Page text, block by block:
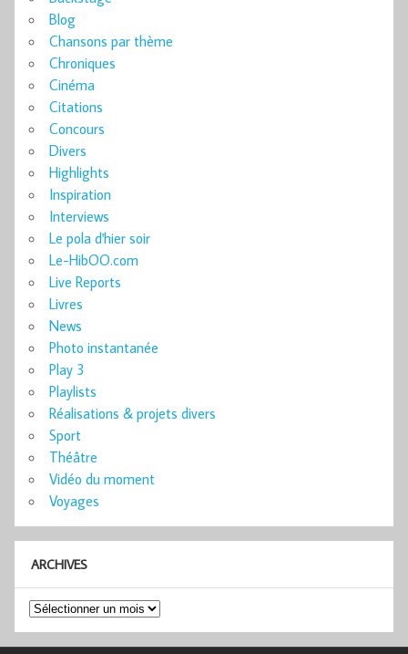
Blog
Chansons par thème
Chroniques
Cinéma
Citations
Concours
Divers
Highlights
Inspiration
Interviews
Le pola d'hier soir
Le-HibOO.com
Live Reports
Livres
News
Photo instantanée
Play 3
Playlists
Réalisations & projets divers
Sport
Théâtre
Vidéo du moment
Voyages
ARCHIVES
Archives